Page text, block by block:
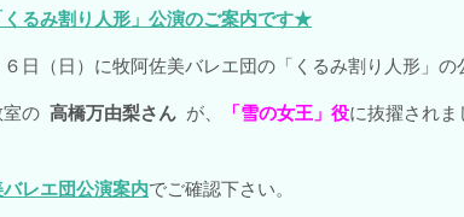
るみ割り人形」公演のご案内です★
日（日）に牧阿佐美バレエ団の「くるみ割り人形」の
の 高橋万由梨さん が、 「雪の女王」役に抜擢され
レエ団公演案内でご確認下さい。